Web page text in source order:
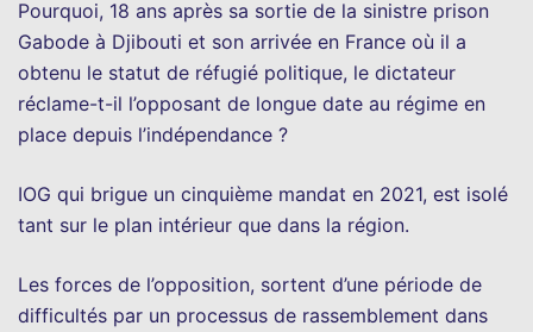
Pourquoi, 18 ans après sa sortie de la sinistre prison
Gabode à Djibouti et son arrivée en France où il a
obtenu le statut de réfugié politique, le dictateur
réclame-t-il l’opposant de longue date au régime en
place depuis l’indépendance ?
IOG qui brigue un cinquième mandat en 2021, est isolé
tant sur le plan intérieur que dans la région.
Les forces de l’opposition, sortent d’une période de
difficultés par un processus de rassemblement dans